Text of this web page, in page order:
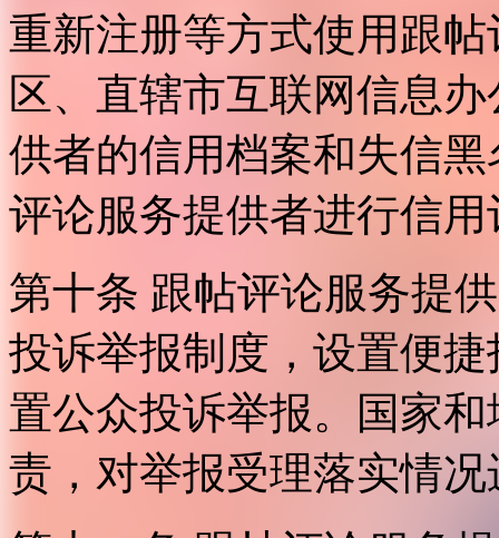
重新注册等方式使用跟
区、直辖市互联网信息
供者的信用档案和失信
评论服务提供者进行信用
第十条 跟帖评论服务提
投诉举报制度，设置便
置公众投诉举报。国家
责，对举报受理落实情